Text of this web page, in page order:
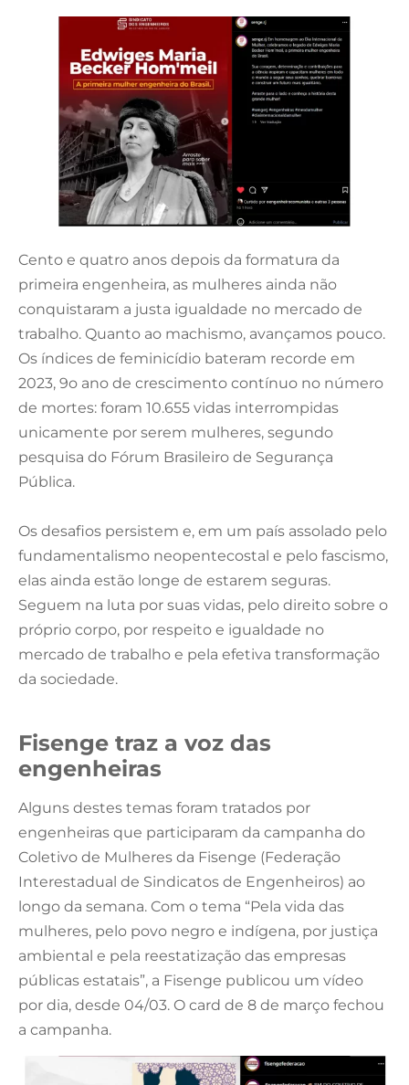
Cento e quatro anos depois da formatura da
primeira engenheira, as mulheres ainda não
conquistaram a justa igualdade no mercado de
trabalho. Quanto ao machismo, avançamos pouco.
Os índices de feminicídio bateram recorde em
2023, 9o ano de crescimento contínuo no número
de mortes: foram 10.655 vidas interrompidas
unicamente por serem mulheres, segundo
pesquisa do Fórum Brasileiro de Segurança
Pública.
Os desafios persistem e, em um país assolado pelo
fundamentalismo neopentecostal e pelo fascismo,
elas ainda estão longe de estarem seguras.
Seguem na luta por suas vidas, pelo direito sobre o
próprio corpo, por respeito e igualdade no
mercado de trabalho e pela efetiva transformação
da sociedade.
Fisenge traz a voz das
engenheiras
Alguns destes temas foram tratados por
engenheiras que participaram da campanha do
Coletivo de Mulheres da Fisenge (Federação
Interestadual de Sindicatos de Engenheiros) ao
longo da semana. Com o tema “Pela vida das
mulheres, pelo povo negro e indígena, por justiça
ambiental e pela reestatização das empresas
públicas estatais”, a Fisenge publicou um vídeo
por dia, desde 04/03. O card de 8 de março fechou
a campanha.